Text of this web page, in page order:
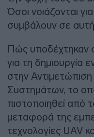
Όσοι νοιάζονται
συμβάλουν σε
Πώς υποδέχτηκαν
για τη δημιουργία
στην
Συστημάτων, το
πιστοποιηθεί από
μεταφορά της
τεχνολογίες UAV